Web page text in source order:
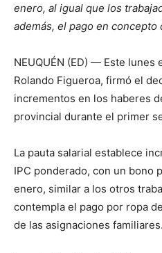
enero, al igual que los
además, el pago en concepto
NEUQUÉN (ED) — Este
Rolando Figueroa, firmó el
incrementos en los haberes
provincial durante el primer
La pauta salarial establece
IPC ponderado, con un bono
enero, similar a los otros
contempla el pago por ropa
de las asignaciones familiares.